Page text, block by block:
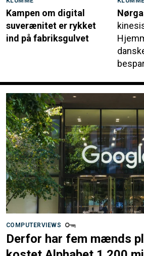
Kampen om digital
suverænitet er rykket
ind på fabriksgulvet
COMPUTERVIEWS
Derfor har fem mænds